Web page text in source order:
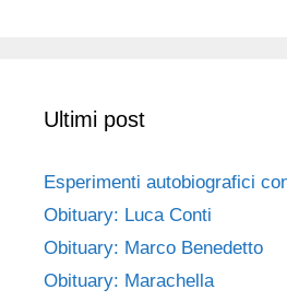
Ultimi post
Esperimenti autobiografici
Obituary: Luca Conti
Obituary: Marco Benedetto
Obituary: Marachella